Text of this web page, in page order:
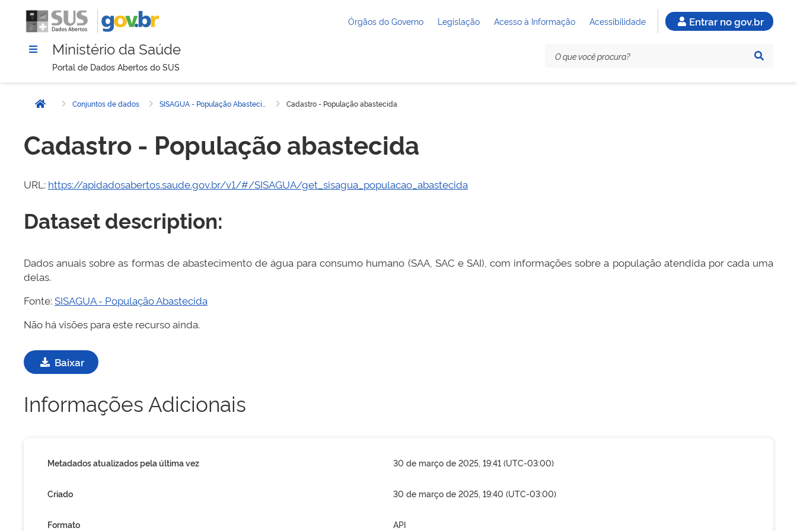
Órgãos do Governo Legislação Acesso à Informação Acessibilidade Entrar no gov.br
Ministério da Saúde
Portal de Dados Abertos do SUS
Página inicialConjuntos de dados Cadastro - População abastecida
Cadastro - População abastecida
URL: https://apidadosabertos.saude.gov.br/v1/#/SISAGUA/get_sisagua_populacao_abastecida
Dataset description:
Dados anuais sobre as formas de abastecimento de água para consumo humano (SAA, SAC e SAI), com informações sobre a população atendida por cada uma
delas.
Fonte: SISAGUA - População Abastecida
Não há visões para este recurso ainda.
Baixar
Informações Adicionais
Metadados atualizados pela última vez 30 de março de 2025, 19:41 (UTC-03:00)
Criado 30 de março de 2025, 19:40 (UTC-03:00)
Formato API